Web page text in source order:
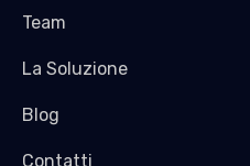
Team
La Soluzione
Blog
Contatti